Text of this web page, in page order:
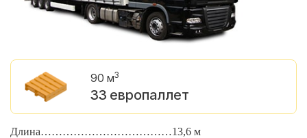
90 м3
33 европаллет
Длина………………………………13,6 м